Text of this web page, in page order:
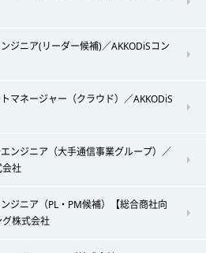
ジニア(リーダー候補)／AKKODiSコン
マネージャー（クラウド）／AKKODiS
ンジニア（大手通信事業グループ）／
会社
ジニア（PL・PM候補）【総合商社向
グ株式会社